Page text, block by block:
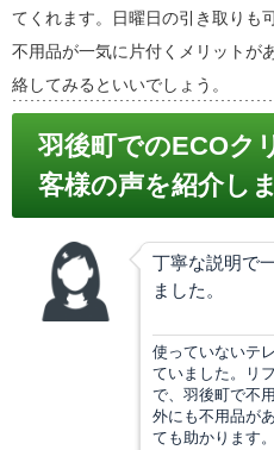
てくれます。日曜日の引き取りも
不用品が一気に片付くメリットが
絡してみるといいでしょう。
羽後町でのECOク
客様の声を紹介しま
丁寧な説明で
ました。
使っていないテ
ていました。リ
で、羽後町で不
外にも不用品が
ても助かります